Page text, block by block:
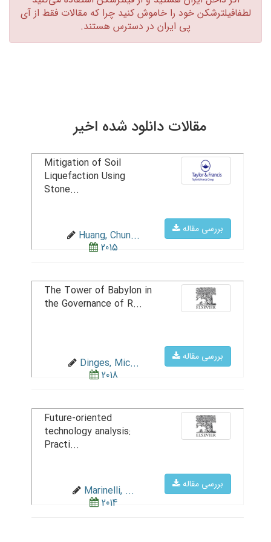
لطفافیلترشکن خود را خاموش کنید چرا که مقالات فقط از آی
پی ایران در دسترس هستند.‏
مقالات دانلود شده اخیر
بررسی مقاله
Mitigation of Soil
Liquefaction Using
Stone...
Huang, Chun...
2015
بررسی مقاله
The Tower of Babylon in
the Governance of R...
Dinges, Mic...
2018
بررسی مقاله
Future-oriented
technology analysis:
Practi...
Marinelli, ...
2014